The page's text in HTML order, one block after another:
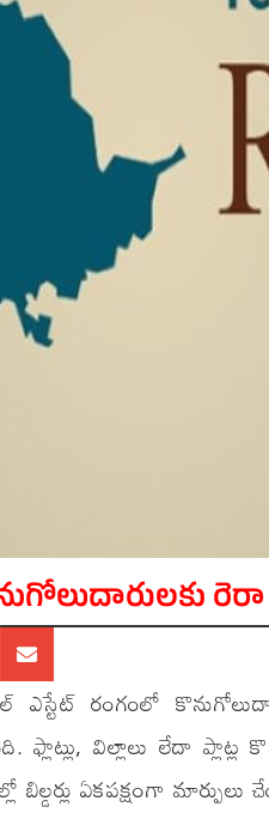
రంగంలో
విల్లాలు లేదా ప్లాట్ల
ఏకపక్షంగా